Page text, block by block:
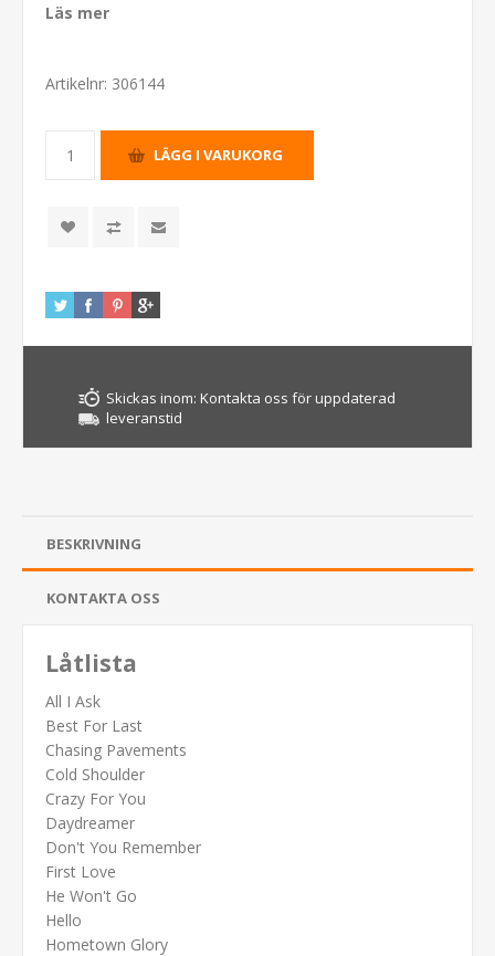
Läs mer
Artikelnr: 306144
Skickas inom: Kontakta oss för uppdaterad
leveranstid
BESKRIVNING
KONTAKTA OSS
Låtlista
All I Ask
Best For Last
Chasing Pavements
Cold Shoulder
Crazy For You
Daydreamer
Don't You Remember
First Love
He Won't Go
Hello
Hometown Glory